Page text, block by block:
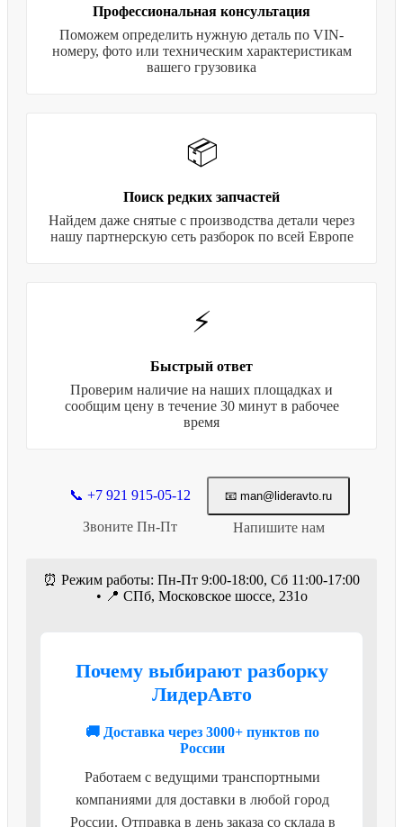
Профессиональная консультация
Поможем определить нужную деталь по VIN-
номеру, фото или техническим характеристикам
вашего грузовика
📦
Поиск редких запчастей
Найдем даже снятые с производства детали через
нашу партнерскую сеть разборок по всей Европе
⚡
Быстрый ответ
Проверим наличие на наших площадках и
сообщим цену в течение 30 минут в рабочее
время
📞 +7 921 915-05-12
Звоните Пн-Пт
📧 man@lideravto.ru
Напишите нам
⏰ Режим работы: Пн-Пт 9:00-18:00, Сб 11:00-17:00
• 📍 СПб, Московское шоссе, 231о
Почему выбирают разборку
ЛидерАвто
🚚 Доставка через 3000+ пунктов по
России
Работаем с ведущими транспортными
компаниями для доставки в любой город
России. Отправка в день заказа со склада в